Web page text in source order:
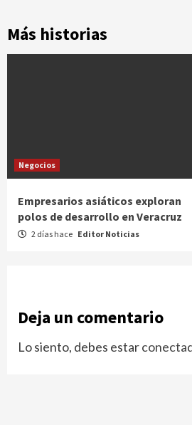
Más historias
Negocios
Empresarios asiáticos exploran
polos de desarrollo en Veracruz
2 días hace Editor Noticias
Deja un comentario
Lo siento, debes estar